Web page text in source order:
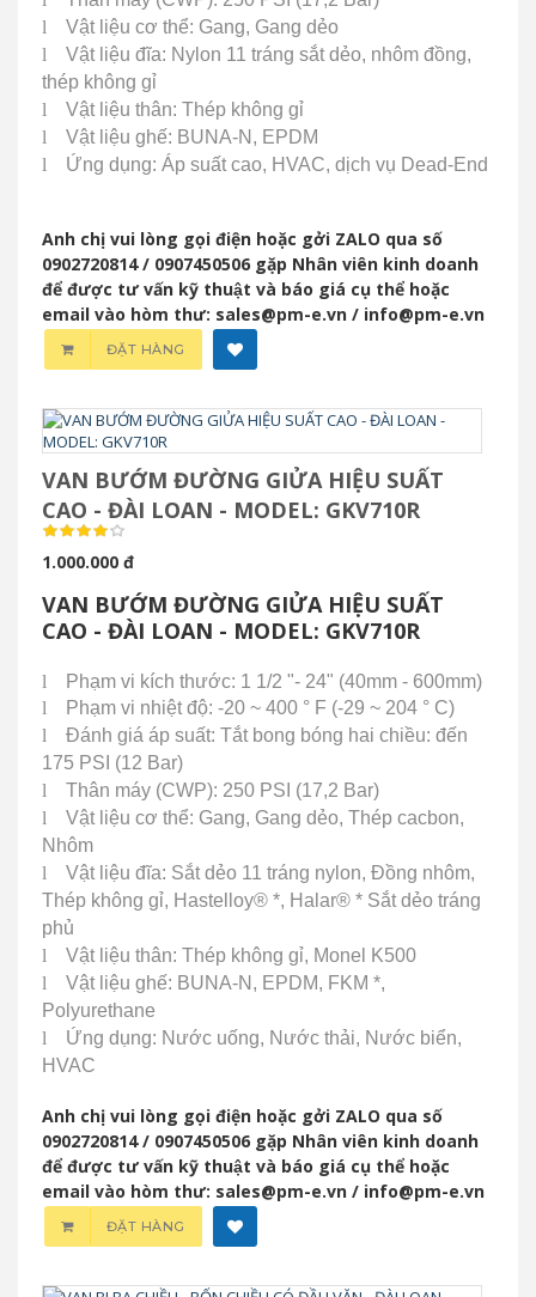
l
Vật liệu cơ thể: Gang, Gang dẻo
l
Vật liệu đĩa: Nylon 11 tráng sắt dẻo, nhôm đồng,
thép không gỉ
l
Vật liệu thân: Thép không gỉ
l
Vật liệu ghế: BUNA-N, EPDM
l
Ứng dụng: Áp suất cao, HVAC, dịch vụ Dead-End
Anh chị vui lòng gọi điện hoặc gởi ZALO qua số
0902720814 / 0907450506 gặp Nhân viên kinh doanh
để được tư vấn kỹ thuật và báo giá cụ thể hoặc
email vào hòm thư: sales@pm-e.vn / info@pm-e.vn
ĐẶT HÀNG
VAN BƯỚM ĐƯỜNG GIỬA HIỆU SUẤT
CAO - ĐÀI LOAN - MODEL: GKV710R
1.000.000 đ
VAN BƯỚM ĐƯỜNG GIỬA HIỆU SUẤT
CAO - ĐÀI LOAN - MODEL: GKV710R
l
Phạm vi kích thước: 1 1/2 "- 24" (40mm - 600mm)
l
Phạm vi nhiệt độ: -20 ~ 400 ° F (-29 ~ 204 ° C)
l
Đánh giá áp suất: Tắt bong bóng hai chiều: đến
175 PSI (12 Bar)
l
Thân máy (CWP): 250 PSI (17,2 Bar)
l
Vật liệu cơ thể: Gang, Gang dẻo, Thép cacbon,
Nhôm
l
Vật liệu đĩa: Sắt dẻo 11 tráng nylon, Đồng nhôm,
Thép không gỉ, Hastelloy® *, Halar® * Sắt dẻo tráng
phủ
l
Vật liệu thân: Thép không gỉ, Monel K500
l
Vật liệu ghế: BUNA-N, EPDM, FKM *,
Polyurethane
l
Ứng dụng: Nước uống, Nước thải, Nước biển,
HVAC
Anh chị vui lòng gọi điện hoặc gởi ZALO qua số
0902720814 / 0907450506 gặp Nhân viên kinh doanh
để được tư vấn kỹ thuật và báo giá cụ thể hoặc
email vào hòm thư: sales@pm-e.vn / info@pm-e.vn
ĐẶT HÀNG